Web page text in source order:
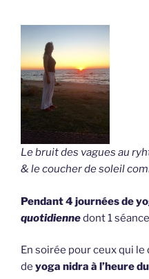
Le bruit des vagues au
& le coucher de soleil
Pendant 4 journées de
quotidiennedont 1
En soirée pour ceux qui
de yoga nidra à l’heure